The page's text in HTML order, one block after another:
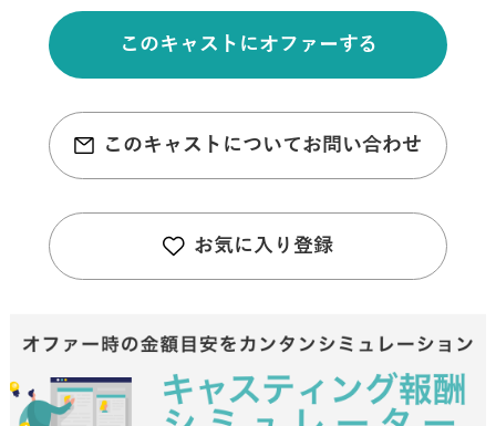
このキャストにオファーする
このキャストについてお問い合わせ
お気に入り登録